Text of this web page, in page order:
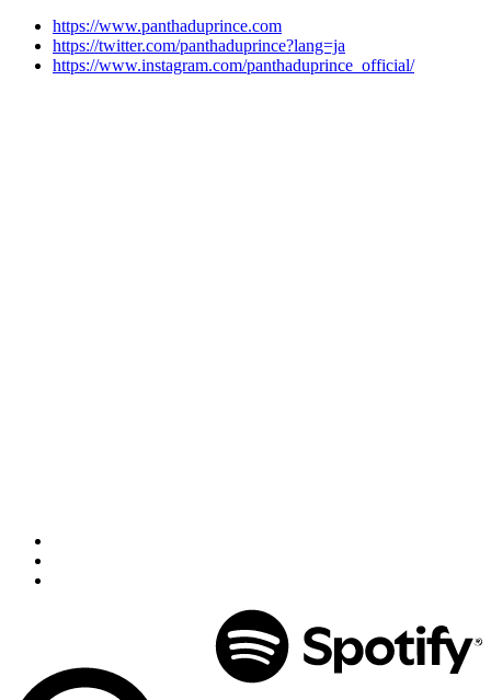
https://www.panthaduprince.com
https://twitter.com/panthaduprince?lang=ja
https://www.instagram.com/panthaduprince_official/